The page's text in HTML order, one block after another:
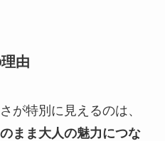
由
が特別に見えるのは、
まま大人の魅力につな